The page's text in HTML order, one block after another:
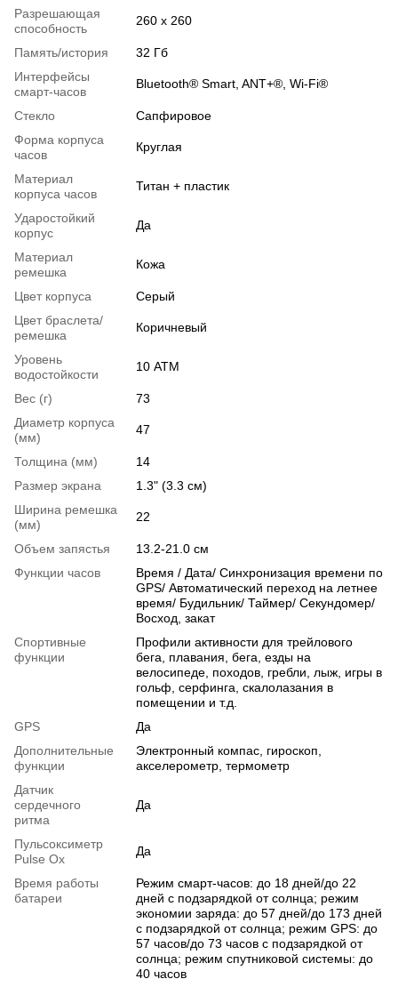
Разрешающая
способность
260 x 260
Память/история
32 Гб
Интерфейсы
смарт-часов
Bluetooth® Smart, ANT+®, Wi-Fi®
Стекло
Сапфировое
Форма корпуса
часов
Круглая
Материал
корпуса часов
Титан + пластик
Ударостойкий
корпус
Да
Материал
ремешка
Кожа
Цвет корпуса
Серый
Цвет браслета/
ремешка
Коричневый
Уровень
водостойкости
10 АТМ
Вес (г)
73
Диаметр корпуса
(мм)
47
Толщина (мм)
14
Размер экрана
1.3" (3.3 см)
Ширина ремешка
(мм)
22
Объем запястья
13.2-21.0 см
Функции часов
Время / Дата/ Синхронизация времени по
GPS/ Автоматический переход на летнее
время/ Будильник/ Таймер/ Секундомер/
Восход, закат
Спортивные
функции
Профили активности для трейлового
бега, плавания, бега, езды на
велосипеде, походов, гребли, лыж, игры в
гольф, серфинга, скалолазания в
помещении и т.д.
GPS
Да
Дополнительные
функции
Электронный компас, гироскоп,
акселерометр, термометр
Датчик
сердечного
ритма
Да
Пульсоксиметр
Pulse Ox
Да
Время работы
батареи
Режим смарт-часов: до 18 дней/до 22
дней с подзарядкой от солнца; режим
экономии заряда: до 57 дней/до 173 дней
с подзарядкой от солнца; режим GPS: до
57 часов/до 73 часов с подзарядкой от
солнца; режим спутниковой системы: до
40 часов